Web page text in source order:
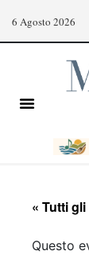
6 Agosto 2026
« Tutti
Questo